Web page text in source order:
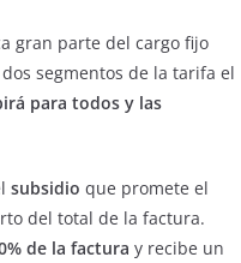
gran parte del cargo fijo
segmentos de la tarifa el
para todos y las
subsidio que promete el
del total de la factura.
de la factura y recibe un